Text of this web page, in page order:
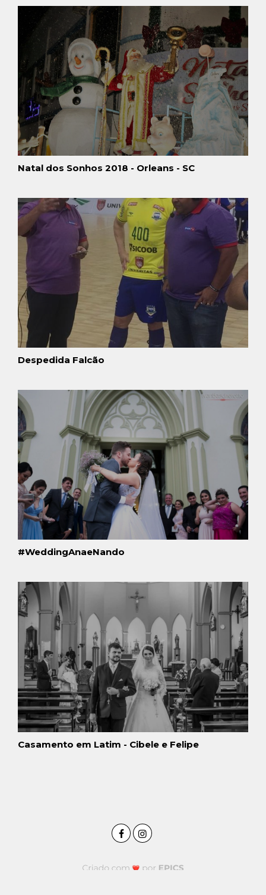
Natal dos Sonhos 2018 - Orleans - SC
Despedida Falcão
#WeddingAnaeNando
Casamento em Latim - Cibele e Felipe